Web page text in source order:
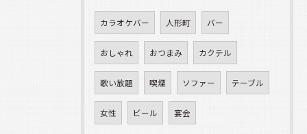
カラオケバー 人形町 バー
おしゃれ おつまみ カクテル
歌い放題 喫煙 ソファー テーブル
女性 ビール 宴会